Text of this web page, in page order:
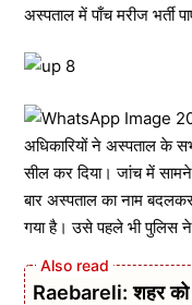
अस्पताल में पाँच मरीज भर्ती
अधिकारियों ने अस्पताल के
सील कर दिया। जांच में
बार अस्पताल का नाम
गया है। उसे पहले भी पुलिस
Raebareli: शहर को